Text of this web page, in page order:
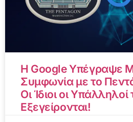
Η Google Υπέγραψε
Συμφωνία με το
Οι Ίδιοι οι Υπάλληλοί
Εξεγείρονται!